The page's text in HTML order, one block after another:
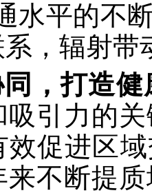
水平的不
，辐射带
，打造
吸引力的
效促进区
来不断提